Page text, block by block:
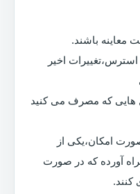
معاینه باشند.
اخیر
هایی که مصرف می کنید
امکان،یکی از
آورده که در صورت
کنند.